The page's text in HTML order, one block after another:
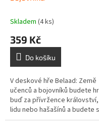
Skladem (4 ks)
359 Kč
Do košíku
V deskové hře Belaad: Země
učenců a bojovníků budete
buď za přívržence království,
lidu nebo hašašínů a budete
snažit zaměstnat nebo